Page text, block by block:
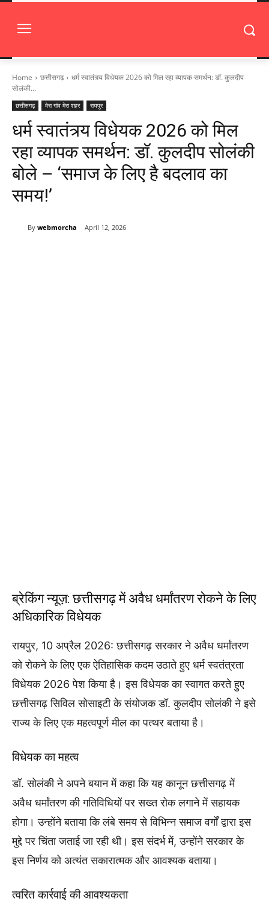
Home छत्तीसगढ़
धर्म स्वातंत्र्य विधेयक 2026 को मिल रहा व्यापक समर्थन: डॉ. कुलदीप
सोलंकी...
छत्तीसगढ़ मेरा गांव मेरा शहर रायपुर
धर्म स्वातंत्र्य विधेयक 2026 को मिल
रहा व्यापक समर्थन: डॉ. कुलदीप सोलंकी
बोले – ‘समाज के लिए है बदलाव का
समय!’
By webmorcha April 12, 2026
ब्रेकिंग न्यूज़: छत्तीसगढ़ में अवैध धर्मांतरण रोकने के लिए
अधिकारिक विधेयक
रायपुर, 10 अप्रैल 2026: छत्तीसगढ़ सरकार ने अवैध धर्मांतरण
को रोकने के लिए एक ऐतिहासिक कदम उठाते हुए धर्म स्वतंत्रता
विधेयक 2026 पेश किया है। इस विधेयक का स्वागत करते हुए
छत्तीसगढ़ सिविल सोसाइटी के संयोजक डॉ. कुलदीप सोलंकी ने इसे
राज्य के लिए एक महत्वपूर्ण मील का पत्थर बताया है।
विधेयक का महत्व
डॉ. सोलंकी ने अपने बयान में कहा कि यह कानून छत्तीसगढ़ में
अवैध धर्मांतरण की गतिविधियों पर सख्त रोक लगाने में सहायक
होगा। उन्होंने बताया कि लंबे समय से विभिन्न समाज वर्गों द्वारा इस
मुद्दे पर चिंता जताई जा रही थी। इस संदर्भ में, उन्होंने सरकार के
इस निर्णय को अत्यंत सकारात्मक और आवश्यक बताया।
त्वरित कार्रवाई की आवश्यकता